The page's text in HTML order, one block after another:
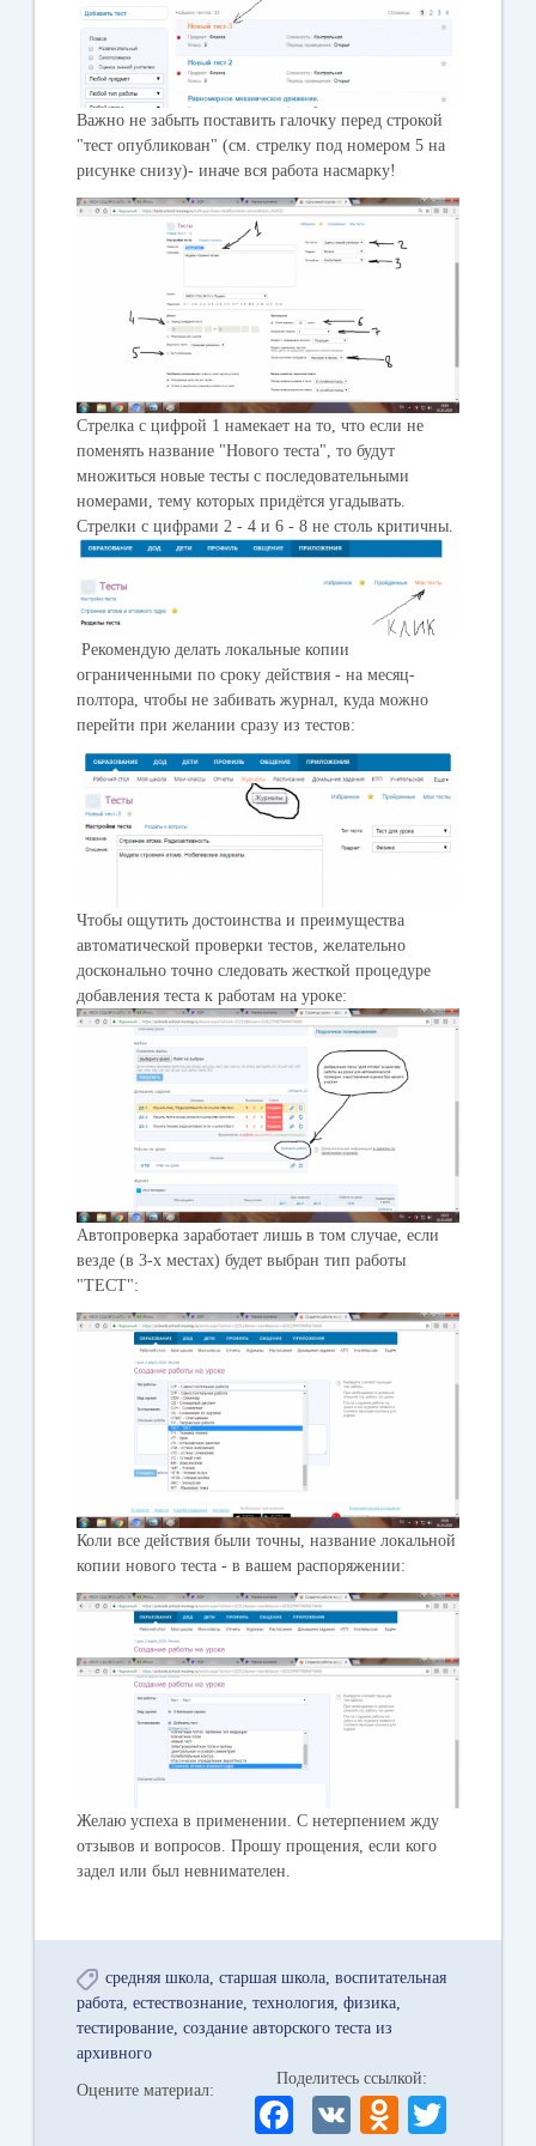
Важно не забыть поставить галочку перед строкой
"тест опубликован" (см. стрелку под номером 5 на
рисунке снизу)- иначе вся работа насмарку!
Стрелка с цифрой 1 намекает на то, что если не
поменять название "Нового теста", то будут
множиться новые тесты с последовательными
номерами, тему которых придётся угадывать.
Стрелки с цифрами 2 - 4 и 6 - 8 не столь критичны.
Рекомендую делать локальные копии
ограниченными по сроку действия - на месяц-
полтора, чтобы не забивать журнал, куда можно
перейти при желании сразу из тестов:
Чтобы ощутить достоинства и преимущества
автоматической проверки тестов, желательно
досконально точно следовать жесткой процедуре
добавления теста к работам на уроке:
Автопроверка заработает лишь в том случае, если
везде (в 3-х местах) будет выбран тип работы
"ТЕСТ":
Коли все действия были точны, название локальной
копии нового теста - в вашем распоряжении:
Желаю успеха в применении. С нетерпением жду
отзывов и вопросов. Прошу прощения, если кого
задел или был невнимателен.
средняя школа старшая школа воспитательная
работа естествознание технология физика
тестирование создание авторского теста из
архивного
Оцените материал:
Поделитесь ссылкой:
Fa
V O